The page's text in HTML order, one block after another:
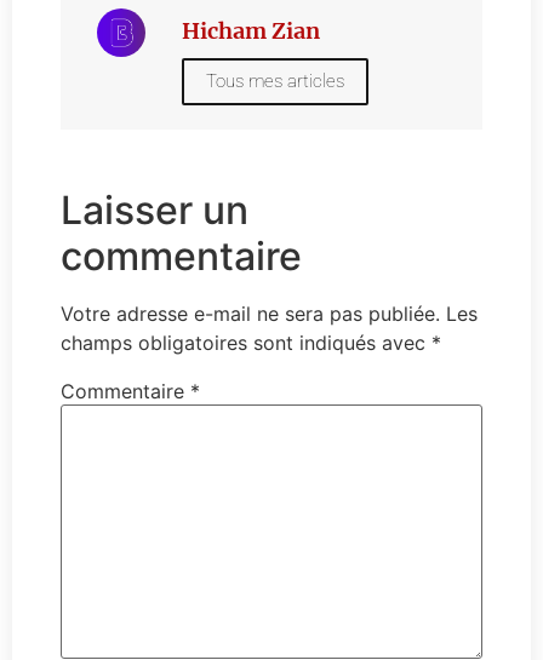
Hicham Zian
Tous mes articles
Laisser un
commentaire
Votre adresse e-mail ne sera pas publiée. Les
champs obligatoires sont indiqués avec *
Commentaire *